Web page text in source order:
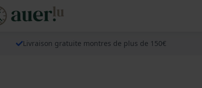
Livraison gratuite montres de plus de 150€